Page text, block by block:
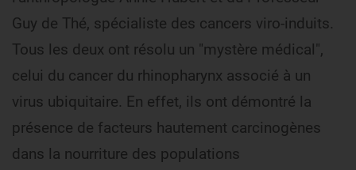
Guy de Thé, spécialiste des cancers viro-induits.
Tous les deux ont résolu un "mystère médical",
celui du cancer du rhinopharynx associé à un
virus ubiquitaire. En effet, ils ont démontré la
présence de facteurs hautement carcinogènes
dans la nourriture des populations